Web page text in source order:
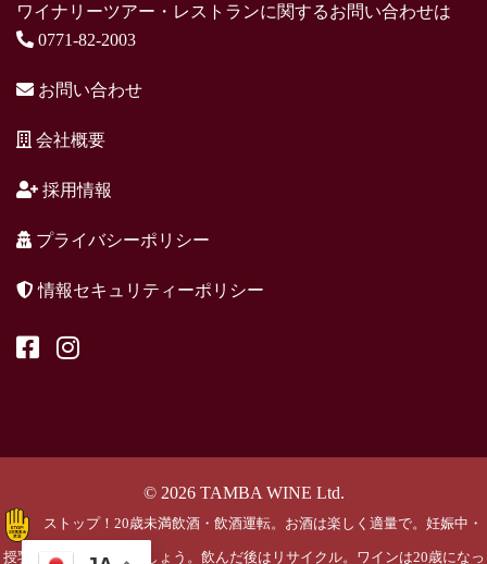
ワイナリーツアー・レストランに関するお問い合わせは
0771-82-2003
お問い合わせ
会社概要
採用情報
プライバシーポリシー
情報セキュリティーポリシー
© 2026 TAMBA WINE Ltd.
ストップ！20歳未満飲酒・飲酒運転。お酒は楽しく適量で。妊娠中・
授乳期の飲酒はやめましょう。飲んだ後はリサイクル。ワインは20歳になっ